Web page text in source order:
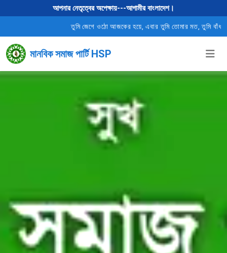
আপনার নেতৃত্বের অপেক্ষায়---আগামীর বাংলাদেশ।
তুমি জেগে ওঠো আজকের হয়ে, এবার তুমি তোমার মত, তুমি বাঁধনহারা,
মানবিক সমাজ পার্টি HSP